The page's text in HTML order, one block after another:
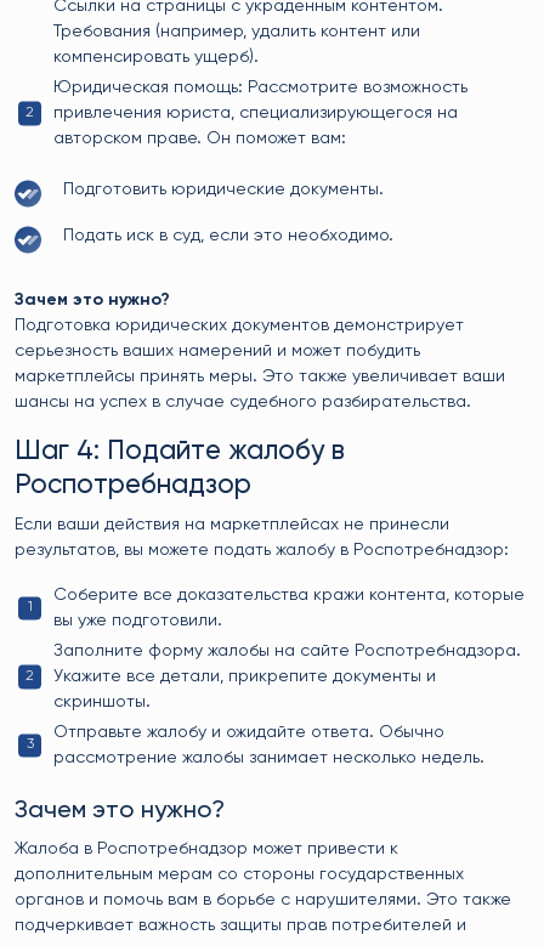
Ссылки на страницы с украденным контентом.
Требования (например, удалить контент или
компенсировать ущерб).
Юридическая помощь: Рассмотрите возможность
привлечения юриста, специализирующегося на
авторском праве. Он поможет вам:
Подготовить юридические документы.
Подать иск в суд, если это необходимо.
Зачем это нужно?
Подготовка юридических документов демонстрирует
серьезность ваших намерений и может побудить
маркетплейсы принять меры. Это также увеличивает ваши
шансы на успех в случае судебного разбирательства.
Шаг 4: Подайте жалобу в
Роспотребнадзор
Если ваши действия на маркетплейсах не принесли
результатов, вы можете подать жалобу в Роспотребнадзор:
Соберите все доказательства кражи контента, которые
вы уже подготовили.
Заполните форму жалобы на сайте Роспотребнадзора.
Укажите все детали, прикрепите документы и
скриншоты.
Отправьте жалобу и ожидайте ответа. Обычно
рассмотрение жалобы занимает несколько недель.
Зачем это нужно?
Жалоба в Роспотребнадзор может привести к
дополнительным мерам со стороны государственных
органов и помочь вам в борьбе с нарушителями. Это также
подчеркивает важность защиты прав потребителей и